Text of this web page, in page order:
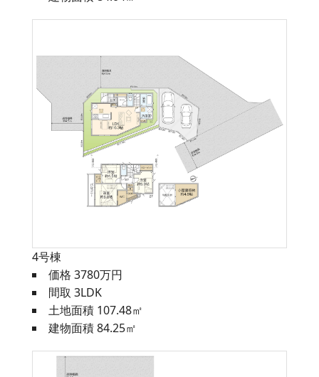
4号棟
価格 3780万円
間取 3LDK
土地面積 107.48㎡
建物面積 84.25㎡